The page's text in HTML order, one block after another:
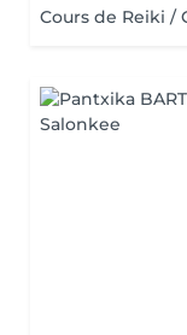
Cours de Reiki /